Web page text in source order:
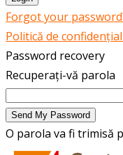
Forgot your
Politică de
Password recovery
Recuperați-vă parola
O parola va fi trimisă